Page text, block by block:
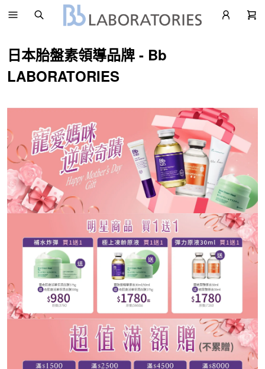
日本胎盤素領導品牌 - Bb
LABORATORIES